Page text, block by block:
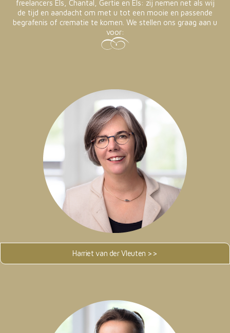
freelancers Els, Chantal, Gertie en Els: zij nemen net als wij
de tijd en aandacht om met u tot een mooie en passende
begrafenis of crematie te komen. We stellen ons graag aan u
voor:
Harriet van der Vleuten >>